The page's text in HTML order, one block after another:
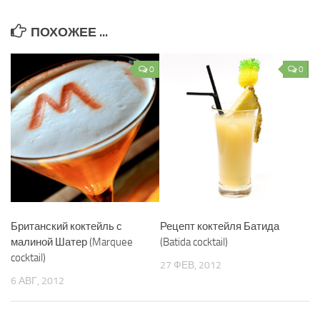
ПОХОЖЕЕ ...
0
Британский коктейль с
малиной Шатер (Marquee
cocktail)
6 АВГ, 2012
0
Рецепт коктейля Батида
(Batida cocktail)
27 ФЕВ, 2012